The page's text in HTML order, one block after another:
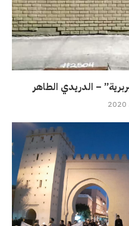
– الدريدي الطاهر